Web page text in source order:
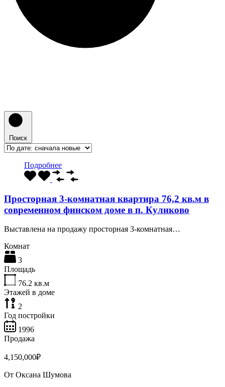
Поиск
Подробнее
Просторная 3-комнатная квартира 76,2 кв.м в
современном финском доме в п. Куликово
Выставлена на продажу просторная 3-комнатная…
Комнат
3
Площадь
76.2 кв.м
Этажей в доме
2
Год постройки
1996
Продажа
4,150,000₽
От Оксана Шумова